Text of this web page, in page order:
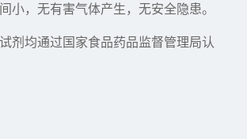
小，无有害气体产生，无安全隐患。
剂均通过国家食品药品监督管理局认